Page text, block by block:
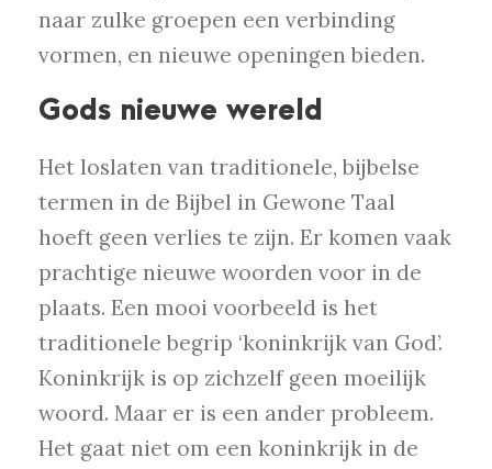
naar zulke groepen een verbinding
vormen, en nieuwe openingen bieden.
Gods nieuwe wereld
Het loslaten van traditionele, bijbelse
termen in de Bijbel in Gewone Taal
hoeft geen verlies te zijn. Er komen vaak
prachtige nieuwe woorden voor in de
plaats. Een mooi voorbeeld is het
traditionele begrip ‘koninkrijk van God’.
Koninkrijk is op zichzelf geen moeilijk
woord. Maar er is een ander probleem.
Het gaat niet om een koninkrijk in de